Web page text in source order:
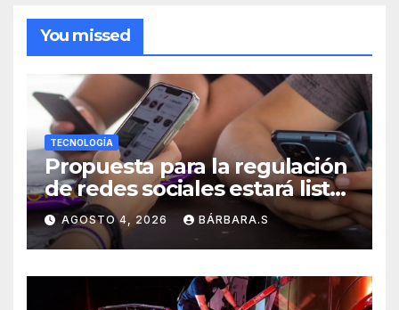
You missed
TECNOLOGÍA
Propuesta para la regulación
de redes sociales estará lista
a finales de agosto:
Sheinbaum
AGOSTO 4, 2026 BÁRBARA.S